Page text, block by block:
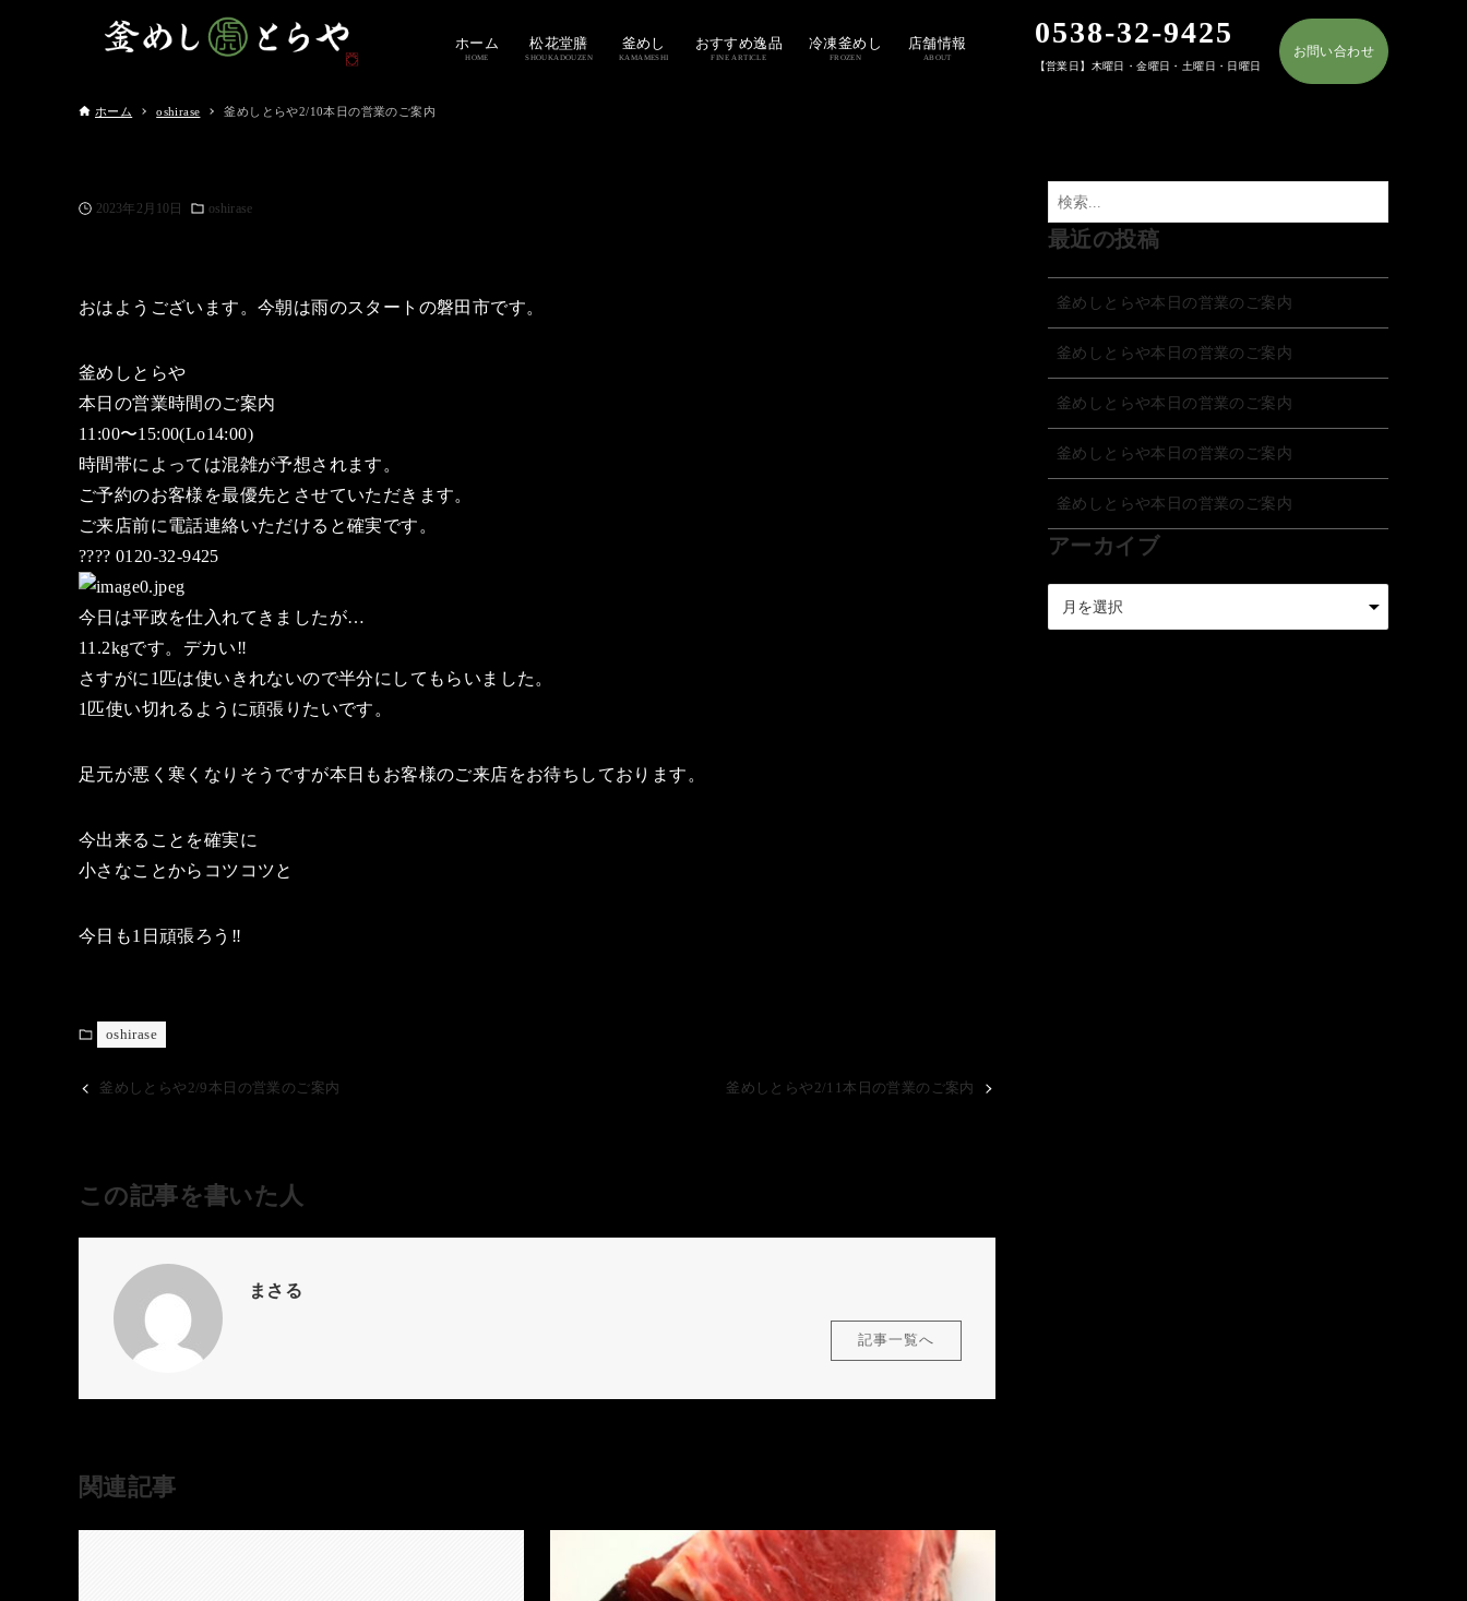
ホーム
HOME
松花堂膳
SHOUKADOUZEN
釜めし
KAMAMESHI
おすすめ逸品
FINE ARTICLE
冷凍釜めし
FROZEN
店舗情報
ABOUT
0538-32-9425
【営業日】木曜日・金曜日・土曜日・日曜日
お問い合わせ
ホーム oshirase 釜めしとらや2/10本日の営業のご案内
2023年2月10日 oshirase
おはようございます。今朝は雨のスタートの磐田市です。
釜めしとらや
本日の営業時間のご案内
11:00〜15:00(Lo14:00)
時間帯によっては混雑が予想されます。
ご予約のお客様を最優先とさせていただきます。
ご来店前に電話連絡いただけると確実です。
???? 0120-32-9425
今日は平政を仕入れてきましたが…
11.2kgです。デカい‼️
さすがに1匹は使いきれないので半分にしてもらいました。
1匹使い切れるように頑張りたいです。
足元が悪く寒くなりそうですが本日もお客様のご来店をお待ちしております。
今出来ることを確実に
小さなことからコツコツと
今日も1日頑張ろう‼️
oshirase
釜めしとらや2/9本日の営業のご案内 釜めしとらや2/11本日の営業のご案内
この記事を書いた人
まさる
記事一覧へ
関連記事
最近の投稿
釜めしとらや本日の営業のご案内
釜めしとらや本日の営業のご案内
釜めしとらや本日の営業のご案内
釜めしとらや本日の営業のご案内
釜めしとらや本日の営業のご案内
アーカイブ